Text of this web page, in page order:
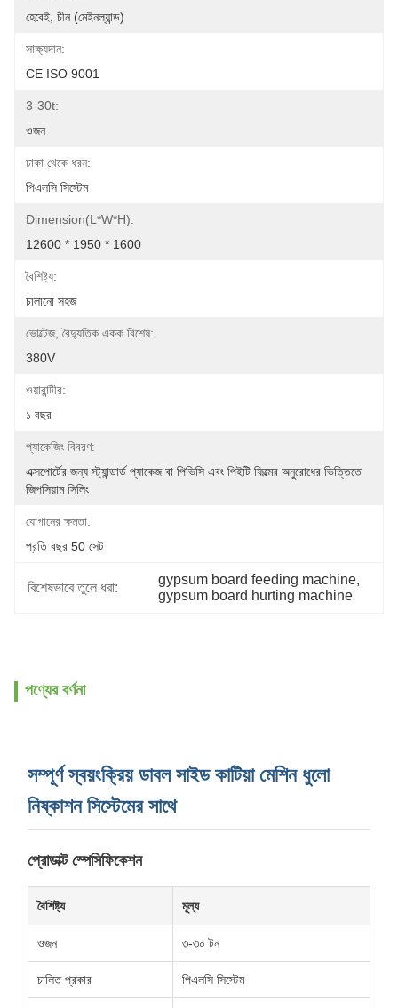
হেবেই, চীন (মেইনল্যান্ড)
সাক্ষ্যদান:
CE ISO 9001
3-30t:
ওজন
ঢাকা থেকে ধরন:
পিএলসি সিস্টেম
Dimension(L*W*H):
12600 * 1950 * 1600
বৈশিষ্ট্য:
চালানো সহজ
ভোল্টেজ, বৈদ্যুতিক একক বিশেষ:
380V
ওয়ারান্টীর:
১ বছর
প্যাকেজিং বিবরণ:
এক্সপোর্টের জন্য স্ট্যান্ডার্ড প্যাকেজ বা পিভিসি এবং পিইটি ফিল্মের অনুরোধের ভিত্তিতে
জিপসিয়াম সিলিং
যোগানের ক্ষমতা:
প্রতি বছর 50 সেট
বিশেষভাবে তুলে ধরা:
gypsum board feeding machine,
gypsum board hurting machine
পণ্যের বর্ণনা
সম্পূর্ণ স্বয়ংক্রিয় ডাবল সাইড কাটিয়া মেশিন ধুলো
নিষ্কাশন সিস্টেমের সাথে
প্রোডাক্ট স্পেসিফিকেশন
বৈশিষ্ট্য মূল্য
ওজন ৩-৩০ টন
চালিত প্রকার পিএলসি সিস্টেম